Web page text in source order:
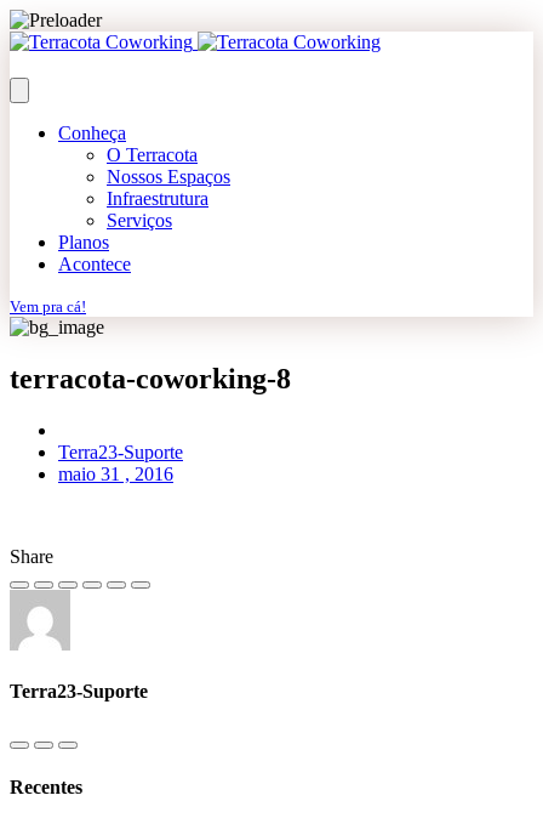
Conheça
O Terracota
Nossos Espaços
Infraestrutura
Serviços
Planos
Acontece
Vem pra cá!
terracota-coworking-8
Terra23-Suporte
maio 31 , 2016
Share
Terra23-Suporte
Recentes